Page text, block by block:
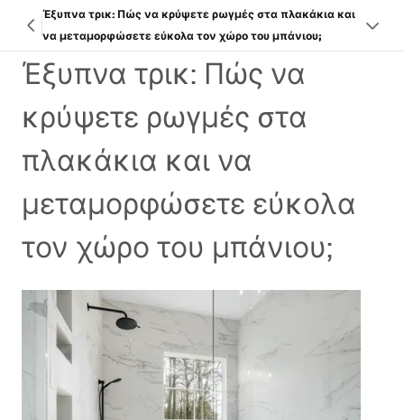
Έξυπνα τρικ: Πώς να κρύψετε ρωγμές στα πλακάκια και
να μεταμορφώσετε εύκολα τον χώρο του μπάνιου;
Έξυπνα τρικ: Πώς να
κρύψετε ρωγμές στα
πλακάκια και να
μεταμορφώσετε εύκολα
τον χώρο του μπάνιου;